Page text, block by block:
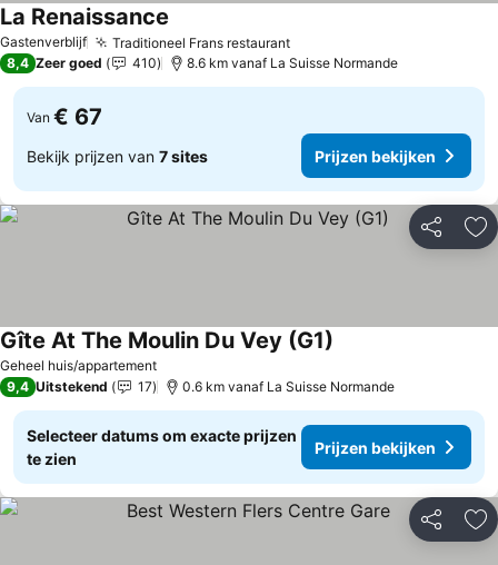
Gastenverblijf Traditioneel Frans restaurant
La Renaissance
8,4 Zeer goed 410 8.6 km vanaf La Suisse Normande
Van € 67
Bekijk prijzen van 7 sites Prijzen bekijken
Delen
Geheel huis/appartement
Gîte At The Moulin Du Vey (G1)
9,4 Uitstekend 17 0.6 km vanaf La Suisse Normande
Selecteer datums om exacte prijzen
te zien
Prijzen bekijken
Delen